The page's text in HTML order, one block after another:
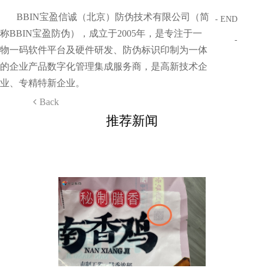
BBIN宝盈信诚（北京）防伪技术有限公司（简
称BBIN宝盈防伪），成立于2005年，是专注于一
物一码软件平台及硬件研发、防伪标识印制为一体
的企业产品数字化管理集成服务商，是高新技术企
业、专精特新企业。
Back
- END
-
推荐新闻